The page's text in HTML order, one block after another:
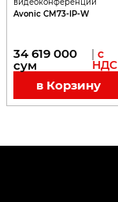
Avonic CM73-IP-W
34 619 000
сум
| с
НДС
в Корзину